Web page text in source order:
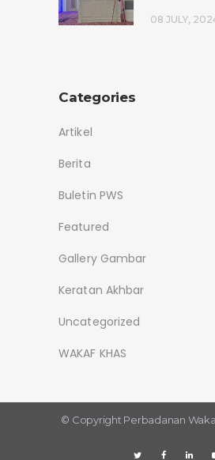
08 JULY,
Categories
Artikel
Berita
Buletin PWS
Featured
Gallery Gambar
Keratan Akhbar
Uncategorized
WAKAF KHAS
© Copyright Perbadanan